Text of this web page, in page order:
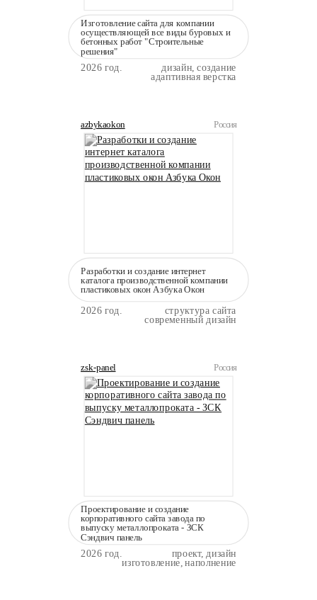
Изготовление сайта для компании
осуществляющей все виды буровых и
бетонных работ "Строительные
решения"
2026 год. дизайн, создание
адаптивная верстка
azbykaokon Россия
Разработки и создание интернет
каталога производственной компании
пластиковых окон Азбука Окон
2026 год.
структура сайта
современный дизайн
zsk-panel Россия
Проектирование и создание
корпоративного сайта завода по
выпуску металлопроката - ЗСК
Сэндвич панель
2026 год.
проект, дизайн
изготовление, наполнение